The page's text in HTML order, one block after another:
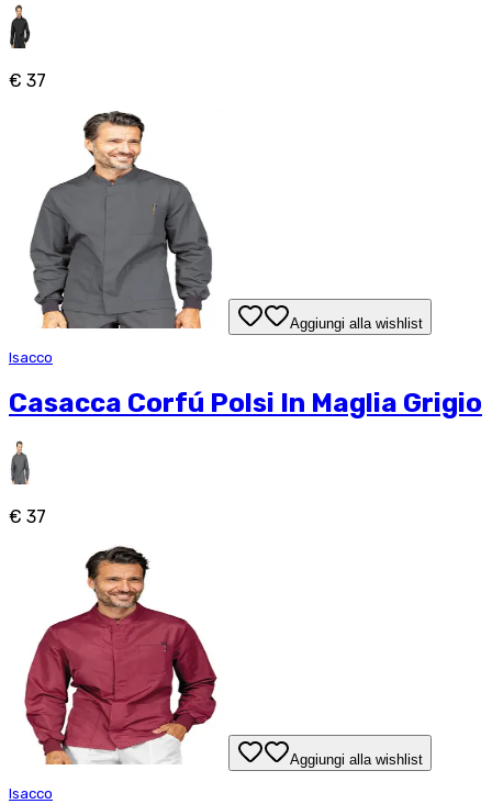
€ 37
Aggiungi alla wishlist
Isacco
Casacca Corfú Polsi In Maglia Grigio
€ 37
Aggiungi alla wishlist
Isacco